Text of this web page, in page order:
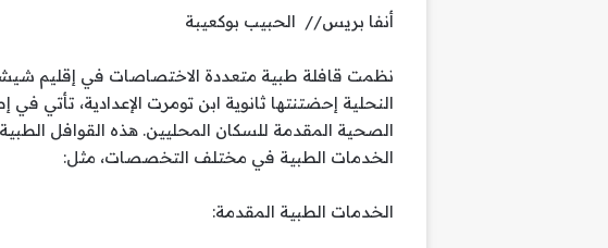
أنفا بريس// الحبيب بوكعيبة
نظمت قافلة طبية متعددة الاختصاصات في إقليم
النحلية إحضتنتها ثانوية ابن تومرت الإعدادية، تأتي
الصحية المقدمة للسكان المحليين. هذه القوافل
الخدمات الطبية في مختلف التخصصات، مثل:
الخدمات الطبية المقدمة: